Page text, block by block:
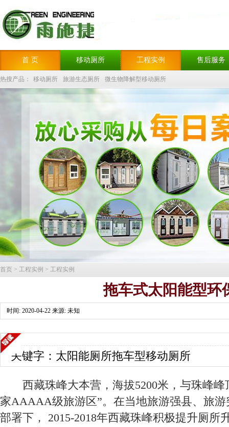
首 页 移动厕所 工程实例 售后服务
热搜产品： 移动厕所 旅游生态厕所 微生物降解型移动厕所
首页 > 工程实例 > 工程实例
拖车式太阳能型环
时间: 2020-04-22 来源: 未知
关键字：太阳能厕所拖车型移动厕所
西藏珠峰大本营，海拔5200米，与珠峰峰
家AAAAA级旅游区”。在当地旅游强县、旅
部署下， 2015-2018年西藏珠峰积极提升厕所